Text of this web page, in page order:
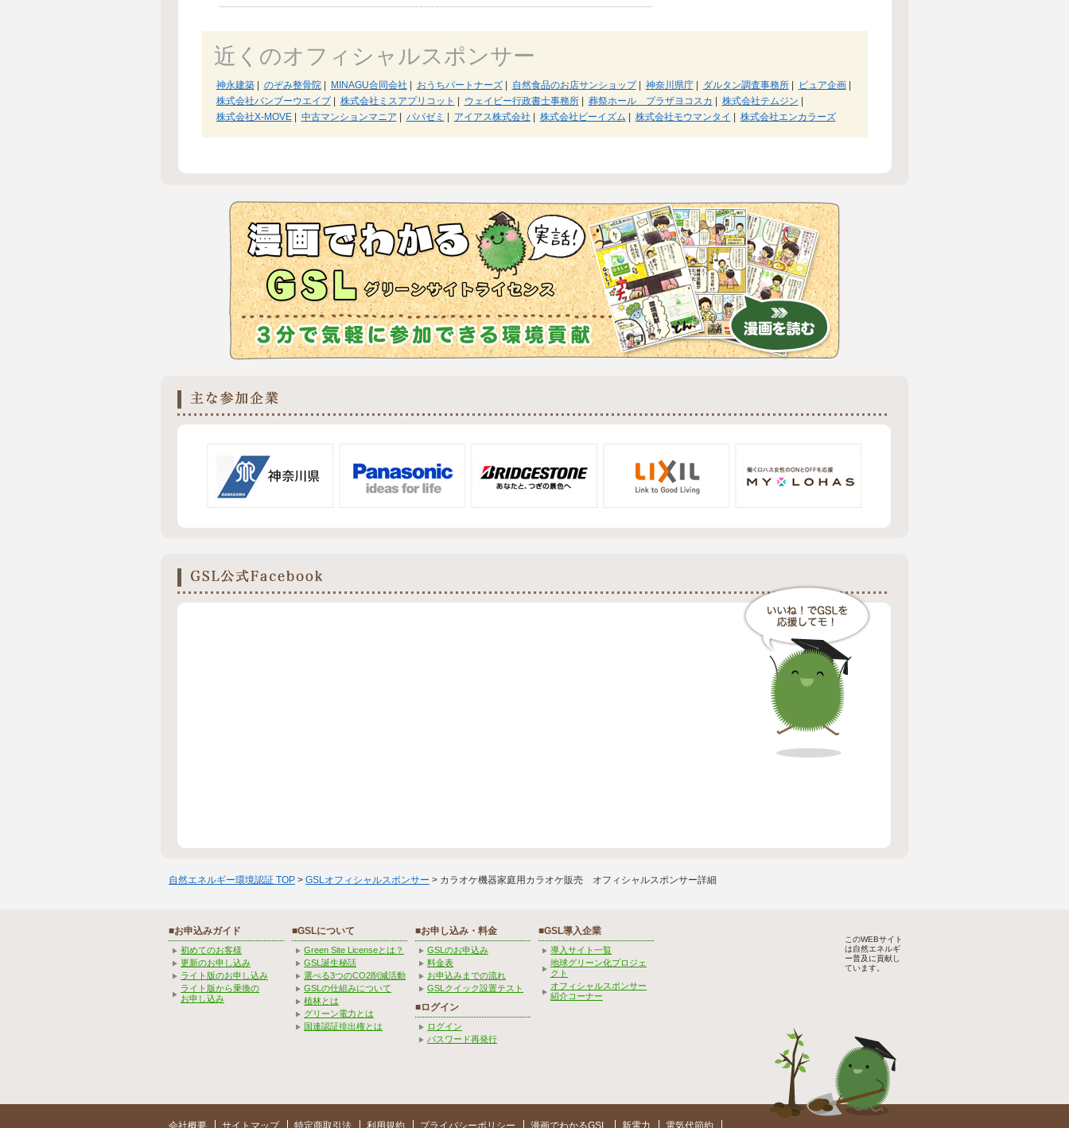
近くのオフィシャルスポンサー
神永建築| のぞみ整骨院| MINAGU合同会社 おうちパートナーズ| 自然食品のお店サンショップ| 神奈川県庁| ダルタン調査事務所| ピュア企画|
株式会社バンブーウエイブ| 株式会社ミスアプリコット ウェイビー行政書士事務所| 葬祭ホール プラザヨコスカ 株式会社テムジン
株式会社X-MOVE| 中古マンションマニア パパゼミ アイアス株式会社 株式会社ビーイズム 株式会社モウマンタイ 株式会社エンカラーズ
自然エネルギー環境認証 TOP > GSLオフィシャルスポンサー > カラオケ機器家庭用カラオケ販売 オフィシャルスポンサー詳細
■お申込みガイド
初めてのお客様
更新のお申し込み
ライト版のお申し込み
ライト版から乗換の
お申し込み
■GSLについて
Green Site Licenseとは？
GSL誕生秘話
選べる3つのCO2削減活動
GSLの仕組みについて
植林とは
グリーン電力とは
国連認証排出権とは
■お申し込み・料金
GSLのお申込み
料金表
お申込みまでの流れ
GSLクイック設置テスト
■ログイン
ログイン
パスワード再発行
■GSL導入企業
導入サイト一覧
地球グリーン化プロジェ
クト
オフィシャルスポンサー
紹介コーナー
このWEBサイト
は自然エネルギ
ー普及に貢献し
ています。
会社概要 サイトマップ 特定商取引法 利用規約 プライバシーポリシー 漫画でわかるGSL 新電力 電気代節約